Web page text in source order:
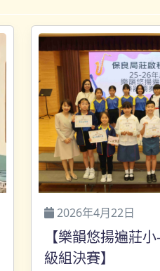
2026年4月22日
【樂韻悠揚遍莊
級組決賽】